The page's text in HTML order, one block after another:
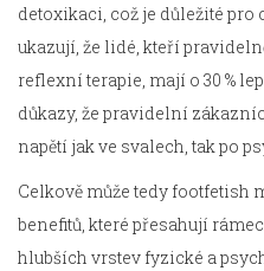
detoxikaci, což je důležité pro
ukazují, že lidé, kteří
reflexní terapie, mají o 30 %
důkazy, že pravidelní
napětí jak ve svalech, tak po
Celkově může tedy footfetish
benefitů, které přesahují
hlubších vrstev fyzické a